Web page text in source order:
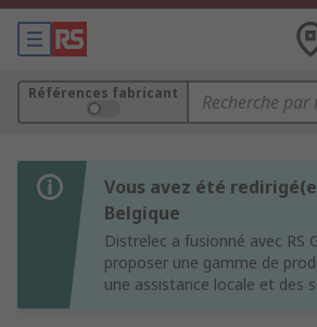
Références fabricant
Vous avez été
Belgique
Distrelec a fusionné avec RS
proposer une gamme de
une assistance locale et des